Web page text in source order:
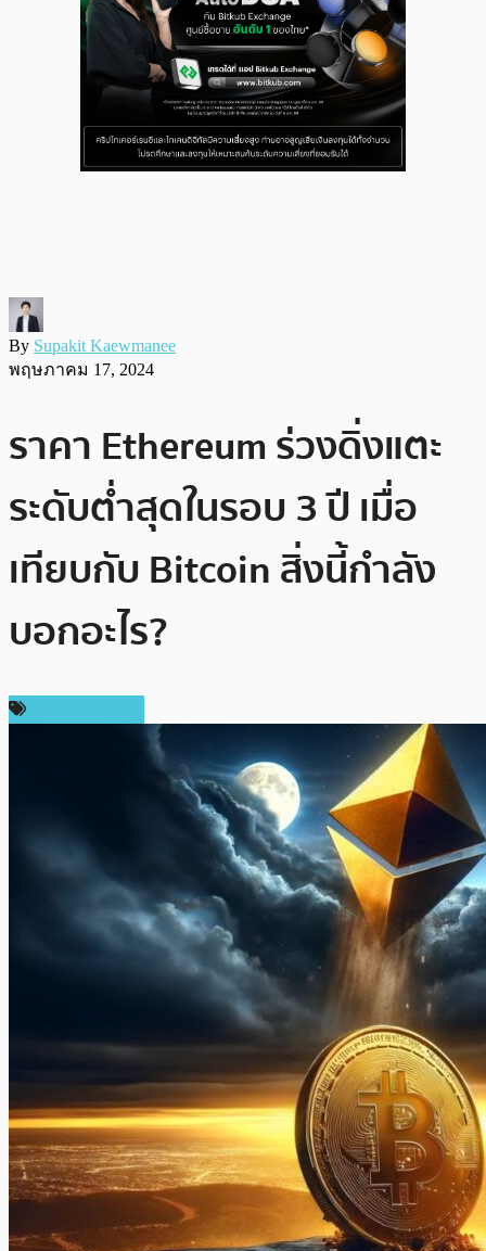
By Supakit Kaewmanee
พฤษภาคม 17, 2024
ราคา Ethereum ร่วงดิ่งแตะ
ระดับต่ำสุดในรอบ 3 ปี เมื่อ
เทียบกับ Bitcoin สิ่งนี้กำลัง
บอกอะไร?